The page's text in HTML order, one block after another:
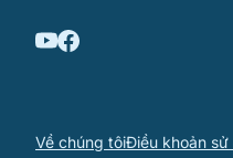
Về chúng tôiĐiều khoản sử